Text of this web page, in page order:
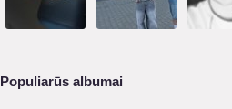
Populiarūs albumai